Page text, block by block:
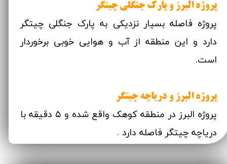
پروژه البرز و پارک جنگلی چیتگر
پروژه فاصله بسیار نزدیکی به پارک جنگلی چیتگر
دارد و این منطقه از آب و هوایی خوبی برخوردار
است.
پروژه البرز و دریاچه چیتگر
پروژه البرز در منطقه کوهک واقع شده و ۵ دقیقه با
دریاچه چیتگر فاصله دارد .